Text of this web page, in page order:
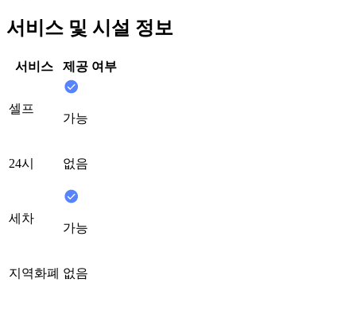
서비스 및 시설 정보
서비스 제공 여부
셀프
가능
24시 없음
세차
가능
지역화폐 없음